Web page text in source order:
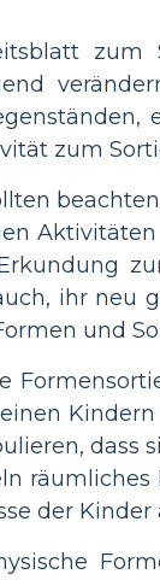
zum
zum
ihr neu
und
dass
räumliches
der